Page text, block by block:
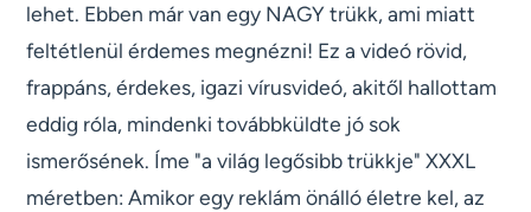
lehet. Ebben már van egy NAGY trükk, ami miatt
feltétlenül érdemes megnézni! Ez a videó rövid,
frappáns, érdekes, igazi vírusvideó, akitől hallottam
eddig róla, mindenki továbbküldte jó sok
ismerősének. Íme "a világ legősibb trükkje" XXXL
méretben: Amikor egy reklám önálló életre kel, az